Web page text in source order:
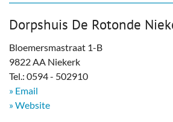
Welzijn & Maatschappij
Bedrijven
Prikbord & Aanbiedingen
Dorpshuis De Rotonde
Bloemersmastraat 1-B
9822 AA Niekerk
Tel.: 0594 - 502910
» Email
» Website